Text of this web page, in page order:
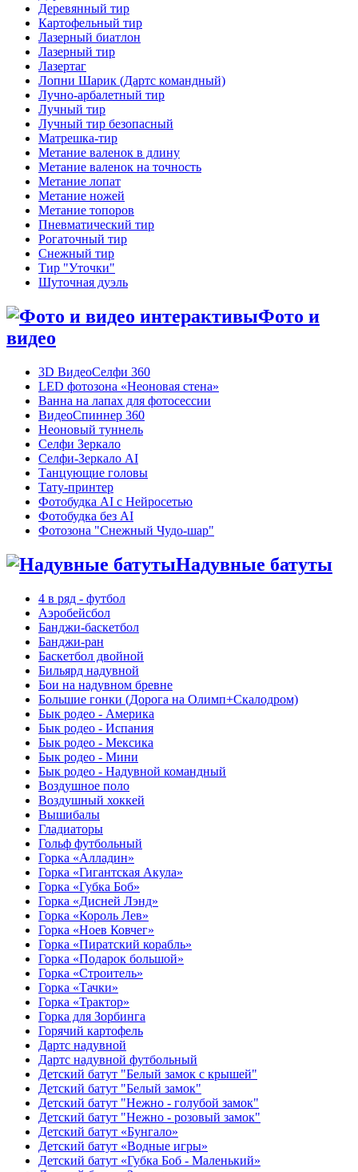
Деревянный тир
Картофельный тир
Лазерный биатлон
Лазерный тир
Лазертаг
Лопни Шарик (Дартс командный)
Лучно-арбалетный тир
Лучный тир
Лучный тир безопасный
Матрешка-тир
Метание валенок в длину
Метание валенок на точность
Метание лопат
Метание ножей
Метание топоров
Пневматический тир
Рогаточный тир
Снежный тир
Тир "Уточки"
Шуточная дуэль
Фото и
видео
3D ВидеоСелфи 360
LED фотозона «Неоновая стена»
Ванна на лапах для фотосессии
ВидеоСпиннер 360
Неоновый туннель
Селфи Зеркало
Селфи-Зеркало AI
Танцующие головы
Тату-принтер
Фотобудка AI с Нейросетью
Фотобудка без AI
Фотозона "Снежный Чудо-шар"
Надувные батуты
4 в ряд - футбол
Аэробейсбол
Банджи-баскетбол
Банджи-ран
Баскетбол двойной
Бильярд надувной
Бои на надувном бревне
Большие гонки (Дорога на Олимп+Скалодром)
Бык родео - Америка
Бык родео - Испания
Бык родео - Мексика
Бык родео - Мини
Бык родео - Надувной командный
Воздушное поло
Воздушный хоккей
Вышибалы
Гладиаторы
Гольф футбольный
Горка «Алладин»
Горка «Гигантская Акула»
Горка «Губка Боб»
Горка «Дисней Лэнд»
Горка «Король Лев»
Горка «Ноев Ковчег»
Горка «Пиратский корабль»
Горка «Подарок большой»
Горка «Строитель»
Горка «Тачки»
Горка «Трактор»
Горка для Зорбинга
Горячий картофель
Дартс надувной
Дартс надувной футбольный
Детский батут "Белый замок с крышей"
Детский батут "Белый замок"
Детский батут "Нежно - голубой замок"
Детский батут "Нежно - розовый замок"
Детский батут «Бунгало»
Детский батут «Водные игры»
Детский батут «Губка Боб - Маленький»